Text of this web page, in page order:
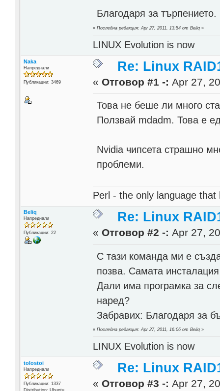
Благодаря за
«Последна редакция: Apr 27, 2011, 13:54 от Beliq »
LINUX Evolution is now
Naka
Напреднали
Публикации: 3469
Re: Linux
« Отговор #1 -: Apr 27,
Това не беше ли много
Ползвай mdadm. Това е
Nvidia чипсета страшно
проблеми.
Perl - the only language
Beliq
Напреднали
Публикации: 22
Re: Linux
« Отговор #2 -: Apr 27,
С тази команда ми е
позва. Самата
Дали има програмка за
наред?
Забравих: Благодаря за
«Последна редакция: Apr 27, 2011, 16:06 от Beliq »
LINUX Evolution is now
tolostoi
Напреднали
Публикации: 1337
Distribution: Ubuntu
Re: Linux
« Отговор #3 -: Apr 27,